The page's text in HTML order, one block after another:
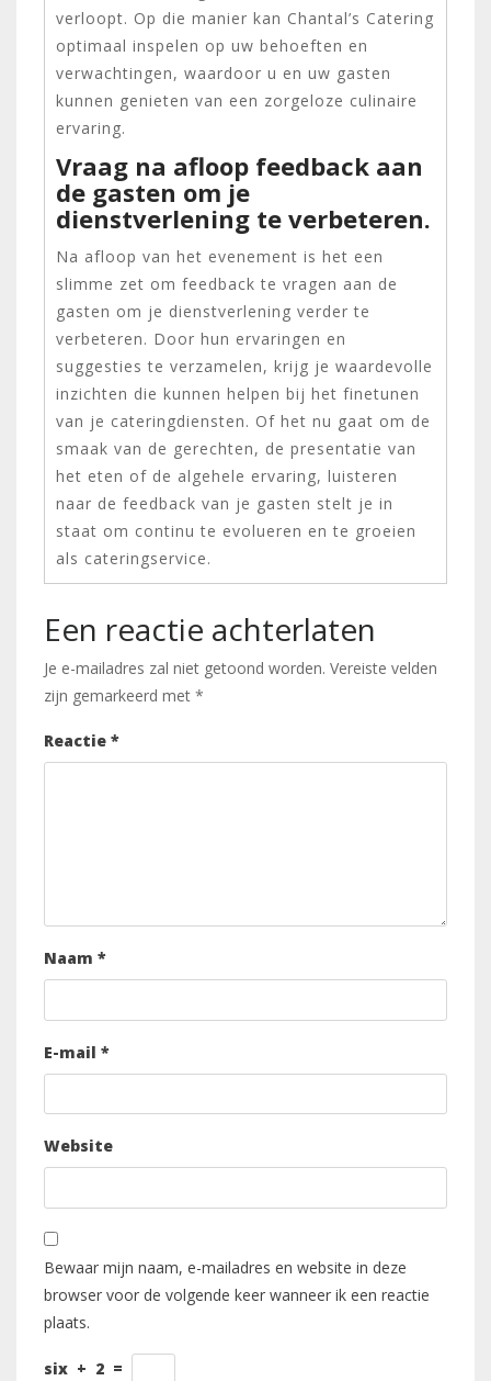
verloopt. Op die manier kan Chantal’s Catering
optimaal inspelen op uw behoeften en
verwachtingen, waardoor u en uw gasten
kunnen genieten van een zorgeloze culinaire
ervaring.
Vraag na afloop feedback aan
de gasten om je
dienstverlening te verbeteren.
Na afloop van het evenement is het een
slimme zet om feedback te vragen aan de
gasten om je dienstverlening verder te
verbeteren. Door hun ervaringen en
suggesties te verzamelen, krijg je waardevolle
inzichten die kunnen helpen bij het finetunen
van je cateringdiensten. Of het nu gaat om de
smaak van de gerechten, de presentatie van
het eten of de algehele ervaring, luisteren
naar de feedback van je gasten stelt je in
staat om continu te evolueren en te groeien
als cateringservice.
Een reactie achterlaten
Je e-mailadres zal niet getoond worden. Vereiste velden
zijn gemarkeerd met *
Reactie *
Naam *
E-mail *
Website
Bewaar mijn naam, e-mailadres en website in deze
browser voor de volgende keer wanneer ik een reactie
plaats.
six + 2 =